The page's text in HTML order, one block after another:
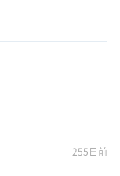
255日前